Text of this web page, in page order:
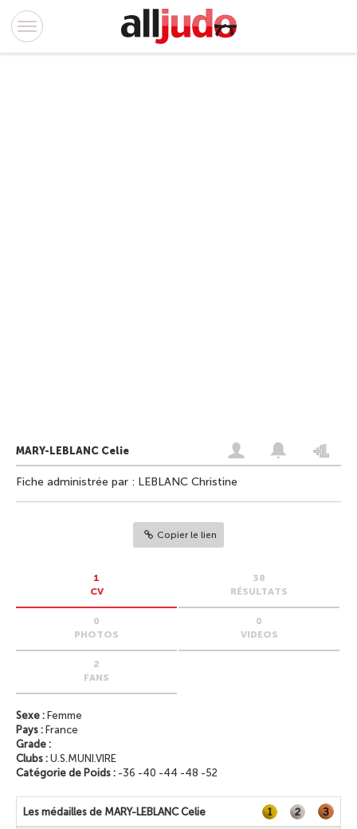
MARY-LEBLANC Celie
Fiche administrée par : LEBLANC Christine
Copier le lien
1
CV
38
RÉSULTATS
0
PHOTOS
0
VIDEOS
2
FANS
Sexe : Femme
Pays : France
Grade :
Clubs : U.S.MUNI.VIRE
Catégorie de Poids : -36 -40 -44 -48 -52
Les médailles de MARY-LEBLANC Celie